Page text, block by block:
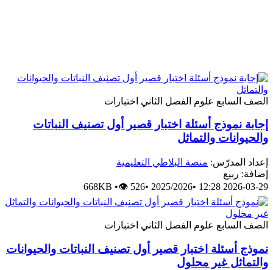
الصف السابع علوم الفصل الثاني اختبارات
إجابة نموذج أسئلة اختبار قصير أول تصنيف النباتات
والحيوانات والتماثل
إعداد المدرّس: منصة البلاطي التعليمية
إضافة: ربيع
2026-03-29 12:28
•
2025/2026
•
668KB •👁 526
الصف السابع علوم الفصل الثاني اختبارات
نموذج أسئلة اختبار قصير أول تصنيف النباتات والحيوانات
والتماثل غير محلول